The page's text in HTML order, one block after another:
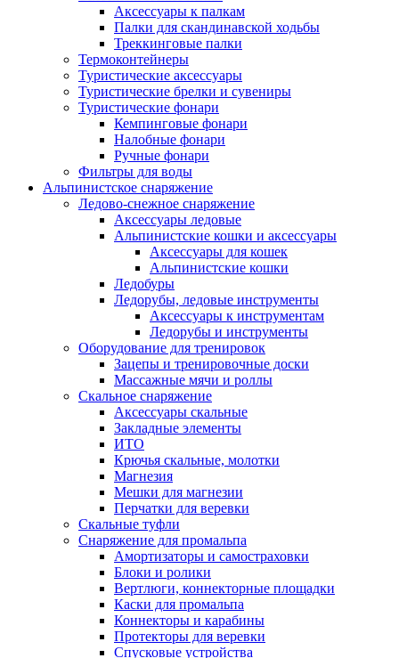
Аксессуары к палкам
Палки для скандинавской ходьбы
Треккинговые палки
Термоконтейнеры
Туристические аксессуары
Туристические брелки и сувениры
Туристические фонари
Кемпинговые фонари
Налобные фонари
Ручные фонари
Фильтры для воды
Альпинистское снаряжение
Ледово-снежное снаряжение
Аксессуары ледовые
Альпинистские кошки и аксессуары
Аксессуары для кошек
Альпинистские кошки
Ледобуры
Ледорубы, ледовые инструменты
Аксессуары к инструментам
Ледорубы и инструменты
Оборудование для тренировок
Зацепы и тренировочные доски
Массажные мячи и роллы
Скальное снаряжение
Аксессуары скальные
Закладные элементы
ИТО
Крючья скальные, молотки
Магнезия
Мешки для магнезии
Перчатки для веревки
Скальные туфли
Снаряжение для промальпа
Амортизаторы и самостраховки
Блоки и ролики
Вертлюги, коннекторные площадки
Каски для промальпа
Коннекторы и карабины
Протекторы для веревки
Спусковые устройства